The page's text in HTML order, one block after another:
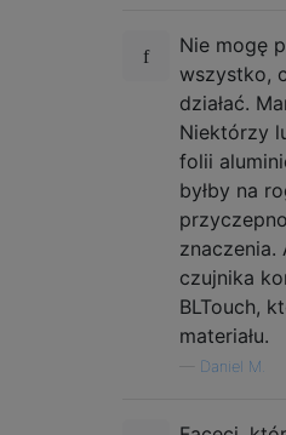
Nie mogę
wszystko,
działać.
Niektórzy
folii
byłby na
znaczenia.
czujnika
BLTouch,
materiału.
Daniel M.